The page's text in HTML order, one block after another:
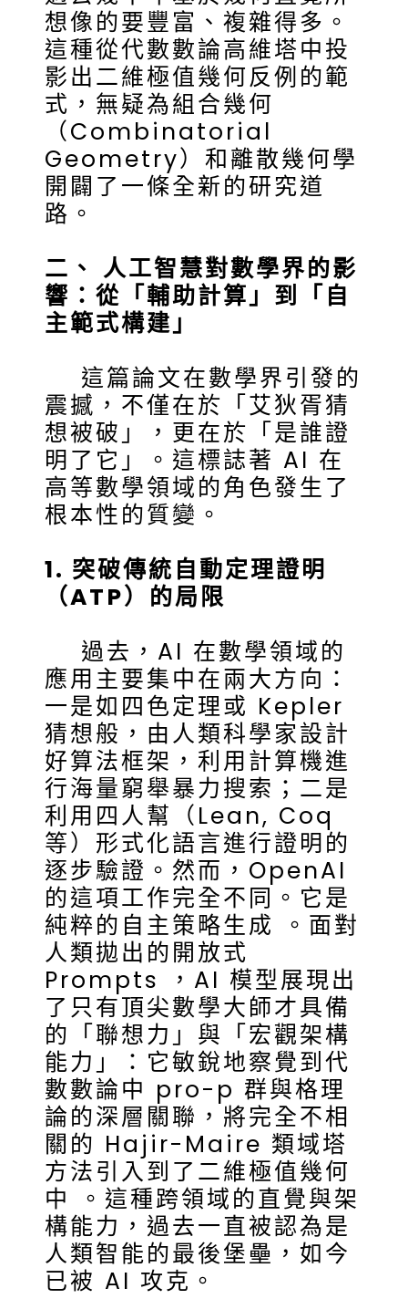
想像的要豐富、複雜得多。
這種從代數數論高維塔中投
影出二維極值幾何反例的範
式，無疑為組合幾何
（Combinatorial
Geometry）和離散幾何學
開闢了一條全新的研究道
路。
二、 人工智慧對數學界的影
響：從「輔助計算」到「自
主範式構建」
這篇論文在數學界引發的
震撼，不僅在於「艾狄胥猜
想被破」，更在於「是誰證
明了它」。這標誌著 AI 在
高等數學領域的角色發生了
根本性的質變。
1. 突破傳統自動定理證明
（ATP）的局限
過去，AI 在數學領域的
應用主要集中在兩大方向：
一是如四色定理或 Kepler
猜想般，由人類科學家設計
好算法框架，利用計算機進
行海量窮舉暴力搜索；二是
利用四人幫（Lean, Coq
等）形式化語言進行證明的
逐步驗證。然而，OpenAI
的這項工作完全不同。它是
純粹的自主策略生成 。面對
人類拋出的開放式
Prompts ，AI 模型展現出
了只有頂尖數學大師才具備
的「聯想力」與「宏觀架構
能力」：它敏銳地察覺到代
數數論中 pro-p 群與格理
論的深層關聯，將完全不相
關的 Hajir-Maire 類域塔
方法引入到了二維極值幾何
中 。這種跨領域的直覺與架
構能力，過去一直被認為是
人類智能的最後堡壘，如今
已被 AI 攻克。